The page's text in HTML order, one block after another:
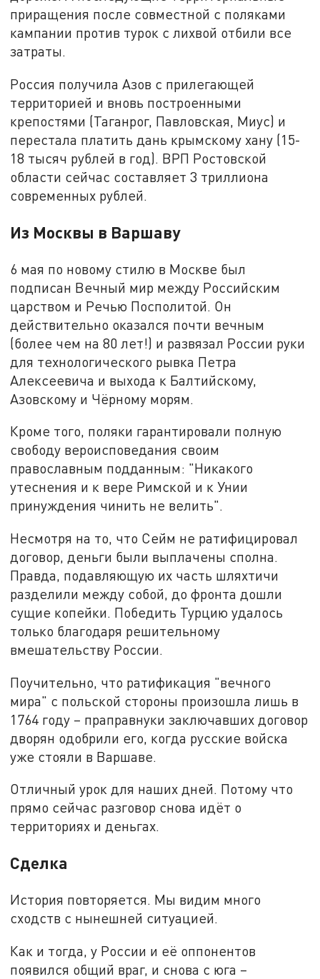
приращения после совместной с поляками
кампании против турок с лихвой отбили все
затраты.
Россия получила Азов с прилегающей
территорией и вновь построенными
крепостями (Таганрог, Павловская, Миус) и
перестала платить дань крымскому хану (15-
18 тысяч рублей в год). ВРП Ростовской
области сейчас составляет 3 триллиона
современных рублей.
Из Москвы в Варшаву
6 мая по новому стилю в Москве был
подписан Вечный мир между Российским
царством и Речью Посполитой. Он
действительно оказался почти вечным
(более чем на 80 лет!) и развязал России руки
для технологического рывка Петра
Алексеевича и выхода к Балтийскому,
Азовскому и Чёрному морям.
Кроме того, поляки гарантировали полную
свободу вероисповедания своим
православным подданным: "Никакого
утеснения и к вере Римской и к Унии
принуждения чинить не велить".
Несмотря на то, что Сейм не ратифицировал
договор, деньги были выплачены сполна.
Правда, подавляющую их часть шляхтичи
разделили между собой, до фронта дошли
сущие копейки. Победить Турцию удалось
только благодаря решительному
вмешательству России.
Поучительно, что ратификация "вечного
мира" с польской стороны произошла лишь в
1764 году – праправнуки заключавших договор
дворян одобрили его, когда русские войска
уже стояли в Варшаве.
Отличный урок для наших дней. Потому что
прямо сейчас разговор снова идёт о
территориях и деньгах.
Сделка
История повторяется. Мы видим много
сходств с нынешней ситуацией.
Как и тогда, у России и её оппонентов
появился общий враг, и снова с юга –